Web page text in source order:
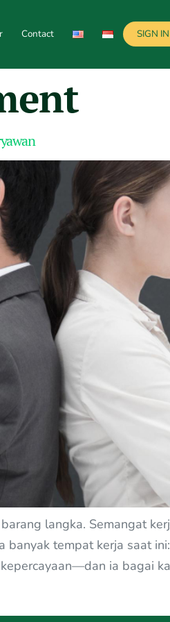
Contact SIGN IN
langka. Semangat
tempat kerja saat
ia bagai